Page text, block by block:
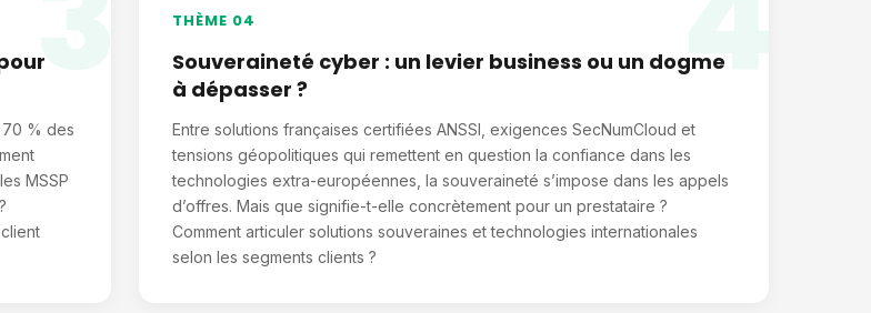
70 % des
MSSP
THÈME 04
Souveraineté cyber : un levier business ou un dogme
à dépasser ?
Entre solutions françaises certifiées ANSSI, exigences SecNumCloud et
tensions géopolitiques qui remettent en question la confiance dans les
technologies extra-européennes, la souveraineté s’impose dans les appels
d’offres. Mais que signifie-t-elle concrètement pour un prestataire ?
Comment articuler solutions souveraines et technologies internationales
selon les segments clients ?